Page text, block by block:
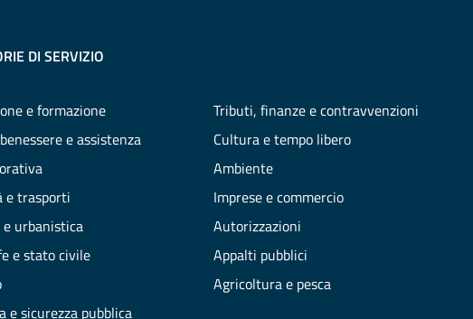
DI SERVIZIO
e formazione
e assistenza
e trasporti
urbanistica
e stato civile
e sicurezza pubblica
Tributi, finanze e contravvenzioni
Cultura e tempo libero
Ambiente
Imprese e commercio
Autorizzazioni
Appalti pubblici
Agricoltura e pesca